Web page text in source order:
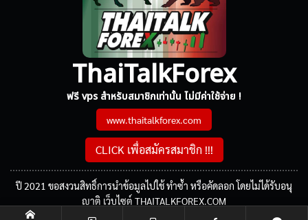
ThaiTalkForex
ฟรี vps สำหรับสมาชิกเท่านั้น ไม่มีค่าใช้จ่าย !
www.thaitalkforex.com
CLICK เพื่อสมัครสมาชิก !!!
ปี 2021 ขอสงวนสิทธิ์การนำข้อมูลไปใช้ ทำซ้ำ หรือคัดลอก โดยไม่ได้รับอนุ
ญาติ เว็บไซต์ THAITALKFOREX.COM